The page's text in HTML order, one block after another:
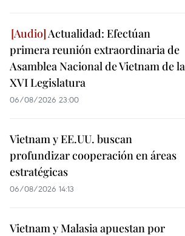
Actualidad: Efectúan
primera reunión extraordinaria de
Asamblea Nacional de Vietnam de la
XVI Legislatura
06/08/2026 23:00
Vietnam y EE.UU. buscan
profundizar cooperación en áreas
estratégicas
06/08/2026 14:13
Vietnam y Malasia apuestan por